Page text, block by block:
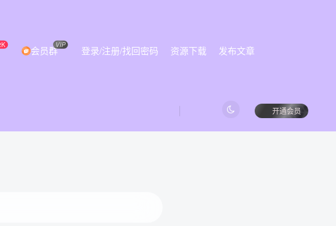
会员群VIP 登录/注册/找回密码 资源下载 发布文章
开通会员